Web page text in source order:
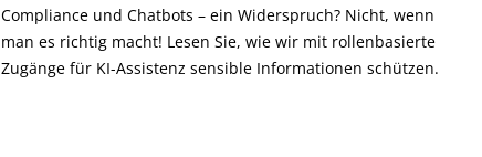
Compliance und Chatbots – ein Widerspruch? Nicht, wenn
man es richtig macht! Lesen Sie, wie wir mit rollenbasierte
Zugänge für KI-Assistenz sensible Informationen schützen.